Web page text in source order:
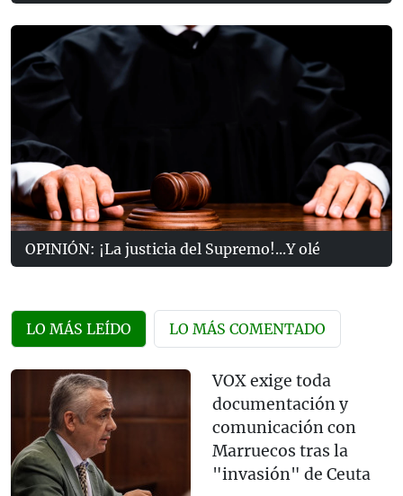
OPINIÓN: ¡La justicia del Supremo!...Y olé
LO MÁS LEÍDO LO MÁS COMENTADO
VOX exige toda
documentación y
comunicación con
Marruecos tras la
"invasión" de Ceuta